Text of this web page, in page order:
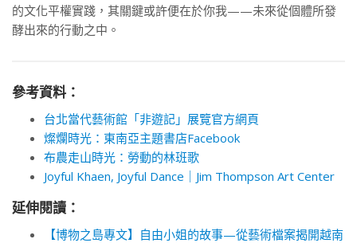
的文化平權實踐，其關鍵或許便在於你我——未來從個體所發
酵出來的行動之中。
參考資料：
台北當代藝術館「非遊記」展覽官方網頁
燦爛時光：東南亞主題書店Facebook
布農走山時光：勞動的林班歌
Joyful Khaen, Joyful Dance｜Jim Thompson Art Center
延伸閱讀：
【博物之島專文】自由小姐的故事—從藝術檔案揭開越南